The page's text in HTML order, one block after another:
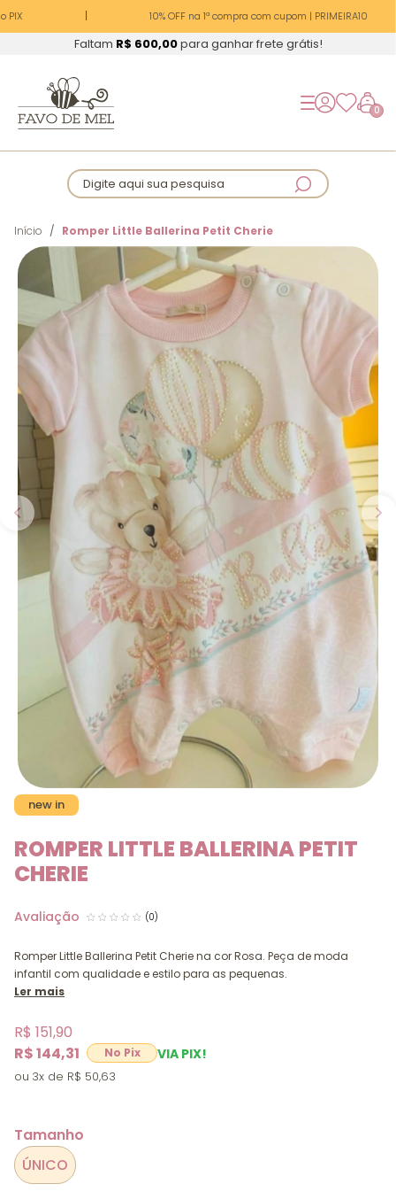
10% OFF na 1ª compra com cupom | PRIMEIRA10
Faltam R$ 600,00para ganhar frete grátis!
0
Digite aqui sua pesquisa
Início Romper Little Ballerina Petit Cherie
new in
ROMPER LITTLE BALLERINA PETIT
CHERIE
(0)
Romper Little Ballerina Petit Cherie na cor Rosa. Peça de moda
infantil com qualidade e estilo para as pequenas.
Ler mais
R$ 144,31 VIA PIX!
R$ 151,90
3x R$ 50,63
Tamanho
ÚNICO